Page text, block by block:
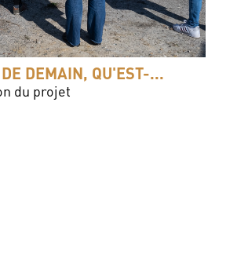
DEMAIN, QU'EST-...
du projet